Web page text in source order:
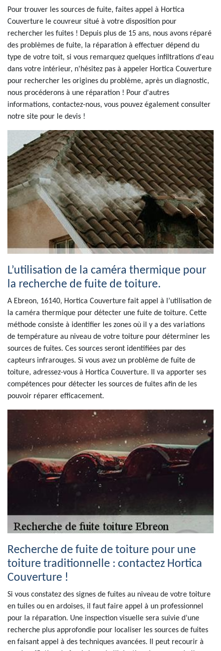
Pour trouver les sources de fuite, faites appel à Hortica
Couverture le couvreur situé à votre disposition pour
rechercher les fuites ! Depuis plus de 15 ans, nous avons réparé
des problèmes de fuite, la réparation à effectuer dépend du
type de votre toit, si vous remarquez quelques infiltrations d'eau
dans votre intérieur, n'hésitez pas à appeler Hortica Couverture
pour rechercher les origines du problème, après un diagnostic,
nous procéderons à une réparation ! Pour d'autres
informations, contactez-nous, vous pouvez également consulter
notre site pour le devis !
L’utilisation de la caméra thermique pour
la recherche de fuite de toiture.
A Ebreon, 16140, Hortica Couverture fait appel à l’utilisation de
la caméra thermique pour détecter une fuite de toiture. Cette
méthode consiste à identifier les zones où il y a des variations
de température au niveau de votre toiture pour déterminer les
sources de fuites. Ces sources seront identifiées par des
capteurs infrarouges. Si vous avez un problème de fuite de
toiture, adressez-vous à Hortica Couverture. Il va apporter ses
compétences pour détecter les sources de fuites afin de les
pouvoir réparer efficacement.
Recherche de fuite de toiture pour une
toiture traditionnelle : contactez Hortica
Couverture !
Si vous constatez des signes de fuites au niveau de votre toiture
en tuiles ou en ardoises, il faut faire appel à un professionnel
pour la réparation. Une inspection visuelle sera suivie d’une
recherche plus approfondie pour localiser les sources de fuites
en faisant appel à des techniques avancées. Il peut recourir à